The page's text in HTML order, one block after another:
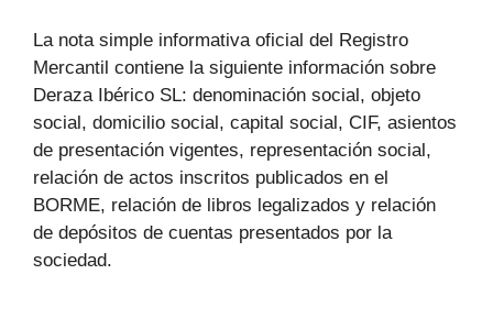
La nota simple informativa oficial del Registro
Mercantil contiene la siguiente información sobre
Deraza Ibérico SL: denominación social, objeto
social, domicilio social, capital social, CIF, asientos
de presentación vigentes, representación social,
relación de actos inscritos publicados en el
BORME, relación de libros legalizados y relación
de depósitos de cuentas presentados por la
sociedad.